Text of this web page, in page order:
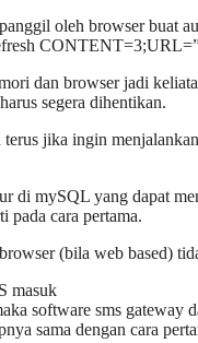
oleh browser buat
dan browser jadi
segera dihentikan.
jika ingin
di mySQL yang dapat
pada cara pertama.
(bila web based)
masuk
software sms gateway
sama dengan cara